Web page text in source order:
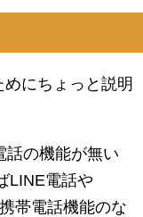
にちょっと説明
話の機能が無い
LINE電話や
帯電話機能のな